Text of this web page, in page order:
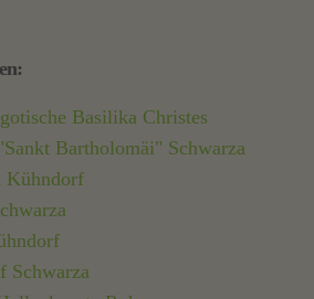
Basilika Christes
Bartholomäi" Schwarza
Kühndorf
Schwarza